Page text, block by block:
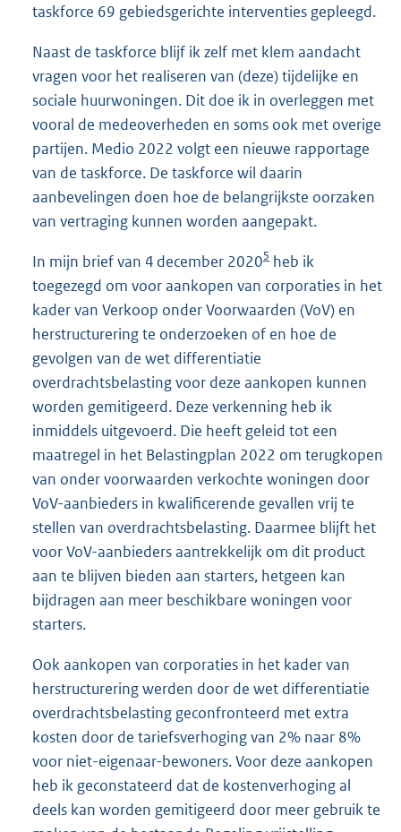
taskforce 69 gebiedsgerichte interventies gepleegd.
Naast de taskforce blijf ik zelf met klem aandacht
vragen voor het realiseren van (deze) tijdelijke en
sociale huurwoningen. Dit doe ik in overleggen met
vooral de medeoverheden en soms ook met overige
partijen. Medio 2022 volgt een nieuwe rapportage
van de taskforce. De taskforce wil daarin
aanbevelingen doen hoe de belangrijkste oorzaken
van vertraging kunnen worden aangepakt.
In mijn brief van 4 december 20205 heb ik
toegezegd om voor aankopen van corporaties in het
kader van Verkoop onder Voorwaarden (VoV) en
herstructurering te onderzoeken of en hoe de
gevolgen van de wet differentiatie
overdrachtsbelasting voor deze aankopen kunnen
worden gemitigeerd. Deze verkenning heb ik
inmiddels uitgevoerd. Die heeft geleid tot een
maatregel in het Belastingplan 2022 om terugkopen
van onder voorwaarden verkochte woningen door
VoV-aanbieders in kwalificerende gevallen vrij te
stellen van overdrachtsbelasting. Daarmee blijft het
voor VoV-aanbieders aantrekkelijk om dit product
aan te blijven bieden aan starters, hetgeen kan
bijdragen aan meer beschikbare woningen voor
starters.
Ook aankopen van corporaties in het kader van
herstructurering werden door de wet differentiatie
overdrachtsbelasting geconfronteerd met extra
kosten door de tariefsverhoging van 2% naar 8%
voor niet-eigenaar-bewoners. Voor deze aankopen
heb ik geconstateerd dat de kostenverhoging al
deels kan worden gemitigeerd door meer gebruik te